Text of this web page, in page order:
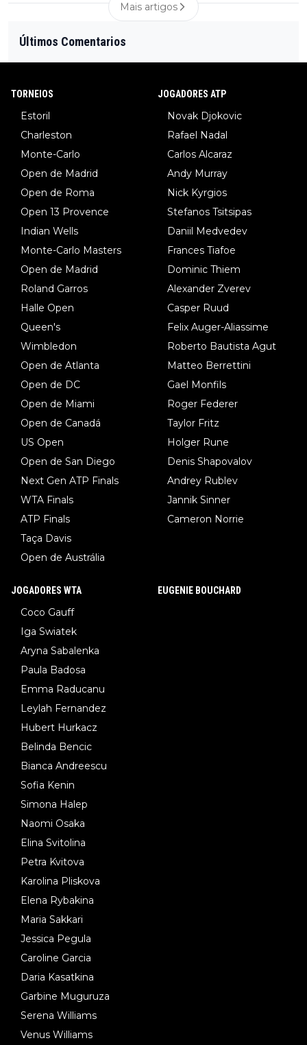
Mais artigos
Últimos Comentarios
TORNEIOS
Estoril
Charleston
Monte-Carlo
Open de Madrid
Open de Roma
Open 13 Provence
Indian Wells
Monte-Carlo Masters
Open de Madrid
Roland Garros
Halle Open
Queen's
Wimbledon
Open de Atlanta
Open de DC
Open de Miami
Open de Canadá
US Open
Open de San Diego
Next Gen ATP Finals
WTA Finals
ATP Finals
Taça Davis
Open de Austrália
JOGADORES ATP
Novak Djokovic
Rafael Nadal
Carlos Alcaraz
Andy Murray
Nick Kyrgios
Stefanos Tsitsipas
Daniil Medvedev
Frances Tiafoe
Dominic Thiem
Alexander Zverev
Casper Ruud
Felix Auger-Aliassime
Roberto Bautista Agut
Matteo Berrettini
Gael Monfils
Roger Federer
Taylor Fritz
Holger Rune
Denis Shapovalov
Andrey Rublev
Jannik Sinner
Cameron Norrie
JOGADORES WTA
Coco Gauff
Iga Swiatek
Aryna Sabalenka
Paula Badosa
Emma Raducanu
Leylah Fernandez
Hubert Hurkacz
Belinda Bencic
Bianca Andreescu
Sofia Kenin
Simona Halep
Naomi Osaka
Elina Svitolina
Petra Kvitova
Karolina Pliskova
Elena Rybakina
Maria Sakkari
Jessica Pegula
Caroline Garcia
Daria Kasatkina
Garbine Muguruza
Serena Williams
Venus Williams
EUGENIE BOUCHARD